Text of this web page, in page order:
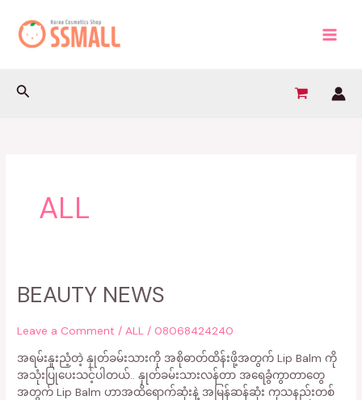
content
Search
ALL
BEAUTY NEWS
Leave a Comment /ALL / 08068424240
အရမ်းနူးညံ့တဲ့ နှုတ်ခမ်းသားကို အစိုဓာတ်ထိန်းဖို့အတွက် Lip Balm ကို
အသုံးပြုပေးသင့်ပါတယ်.. နှုတ်ခမ်းသားလန်တာ အရေခွံကွာတာတွေ
အတွက် Lip Balm ဟာအထိရောက်ဆုံးနဲ့ အမြန်ဆန်ဆုံး ကုသနည်းတစ်
BEAUTY
NEWS